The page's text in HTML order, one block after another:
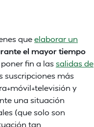
queelaborar un
el mayor tiempo
fin a lassalidas de
suscripciones más
y
una situación
(que solo son
tan